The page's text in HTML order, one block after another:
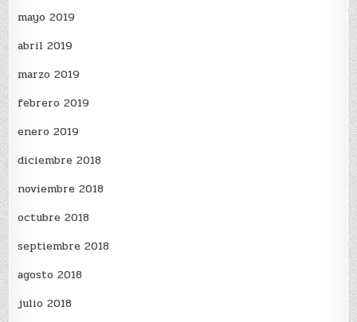
mayo 2019
abril 2019
marzo 2019
febrero 2019
enero 2019
diciembre 2018
noviembre 2018
octubre 2018
septiembre 2018
agosto 2018
julio 2018